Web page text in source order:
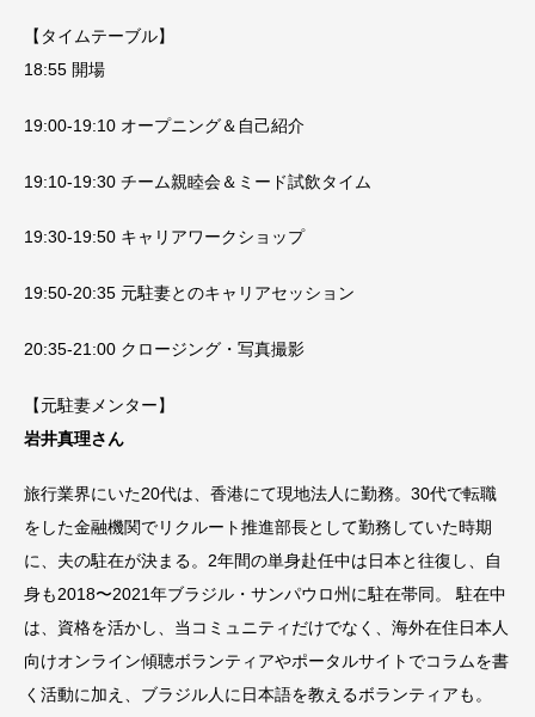
【タイムテーブル】
18:55 開場
19:00-19:10 オープニング＆自己紹介
19:10-19:30 チーム親睦会＆ミード試飲タイム
19:30-19:50 キャリアワークショップ
19:50-20:35 元駐妻とのキャリアセッション
20:35-21:00 クロージング・写真撮影
【元駐妻メンター】
岩井真理さん
旅行業界にいた20代は、香港にて現地法人に勤務。30代で転職
をした金融機関でリクルート推進部長として勤務していた時期
に、夫の駐在が決まる。2年間の単身赴任中は日本と往復し、自
身も2018〜2021年ブラジル・サンパウロ州に駐在帯同。 駐在中
は、資格を活かし、当コミュニティだけでなく、海外在住日本人
向けオンライン傾聴ボランティアやポータルサイトでコラムを書
く活動に加え、ブラジル人に日本語を教えるボランティアも。